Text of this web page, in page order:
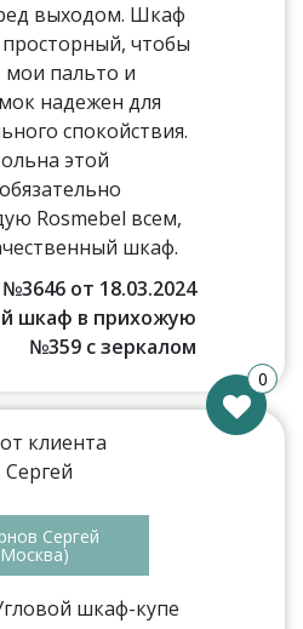
выходом. Шкаф
чтобы
мои пальто и
надежен для
спокойствия.
этой
Rosmebel всем,
шкаф.
от 18.03.2024
шкаф в прихожую
№359 с зеркалом
Сергей
шкаф-купе
0